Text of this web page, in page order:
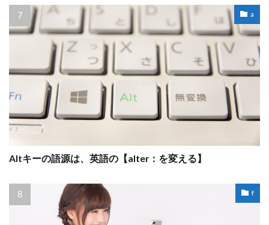
a
Altキーの語源は、英語の【alter：を変える】
f